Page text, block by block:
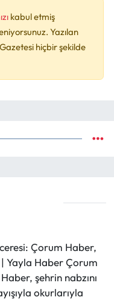
kabul etmiş
Yazılan
hiçbir şekilde
Çorum Haber,
Yayla Haber Çorum
şehrin nabzını
okurlarıyla